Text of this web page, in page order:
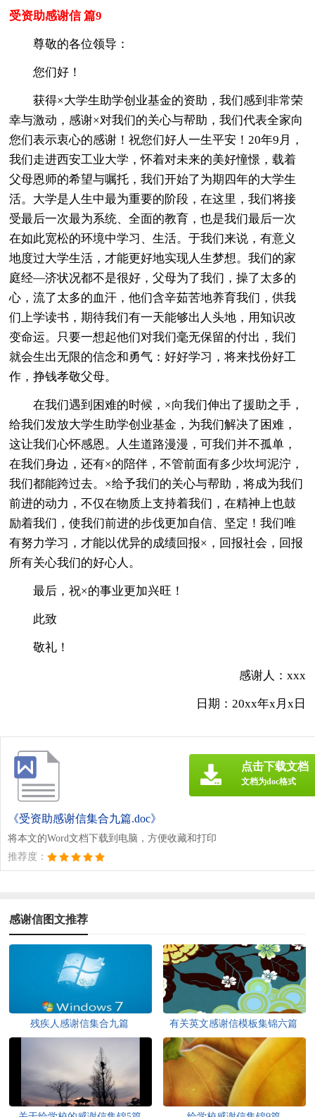
受资助感谢信 篇9
尊敬的各位领导：
您们好！
获得×大学生助学创业基金的资助，我们感到非常荣
幸与激动，感谢×对我们的关心与帮助，我们代表全家向
您们表示衷心的感谢！祝您们好人一生平安！20年9月，
我们走进西安工业大学，怀着对未来的美好憧憬，载着
父母恩师的希望与嘱托，我们开始了为期四年的大学生
活。大学是人生中最为重要的阶段，在这里，我们将接
受最后一次最为系统、全面的教育，也是我们最后一次
在如此宽松的环境中学习、生活。于我们来说，有意义
地度过大学生活，才能更好地实现人生梦想。我们的家
庭经—济状况都不是很好，父母为了我们，操了太多的
心，流了太多的血汗，他们含辛茹苦地养育我们，供我
们上学读书，期待我们有一天能够出人头地，用知识改
变命运。只要一想起他们对我们毫无保留的付出，我们
就会生出无限的信念和勇气：好好学习，将来找份好工
作，挣钱孝敬父母。
在我们遇到困难的时候，×向我们伸出了援助之手，
给我们发放大学生助学创业基金，为我们解决了困难，
这让我们心怀感恩。人生道路漫漫，可我们并不孤单，
在我们身边，还有×的陪伴，不管前面有多少坎坷泥泞，
我们都能跨过去。×给予我们的关心与帮助，将成为我们
前进的动力，不仅在物质上支持着我们，在精神上也鼓
励着我们，使我们前进的步伐更加自信、坚定！我们唯
有努力学习，才能以优异的成绩回报×，回报社会，回报
所有关心我们的好心人。
最后，祝×的事业更加兴旺！
此致
敬礼！
感谢人：xxx
日期：20xx年x月x日
《受资助感谢信集合九篇.doc》
将本文的Word文档下载到电脑，方便收藏和打印
推荐度：
点击下载文档
文档为doc格式
感谢信图文推荐
残疾人感谢信集合九篇 有关英文感谢信模板集锦六篇